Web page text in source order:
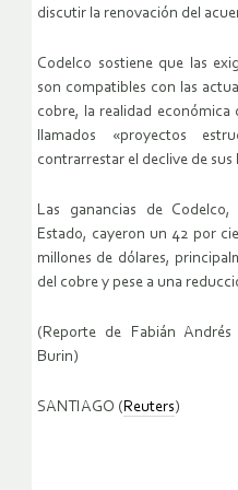
discutir la renovación del
Codelco sostiene que las
son compatibles con las
cobre, la realidad económica
llamados «proyectos
contrarrestar el declive de sus
Las ganancias de
Estado, cayeron un 42 por
millones de dólares,
del cobre y pese a una
(Reporte de Fabián
Burin)
SANTIAGO ( Reuters)